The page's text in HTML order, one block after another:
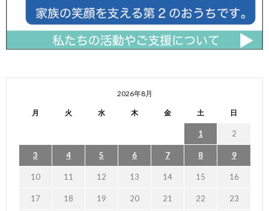
2026年8月
月 火 水 木 金 土 日
1 2
3 4 5 6 7 8 9
10 11 12 13 14 15 16
17 18 19 20 21 22 23